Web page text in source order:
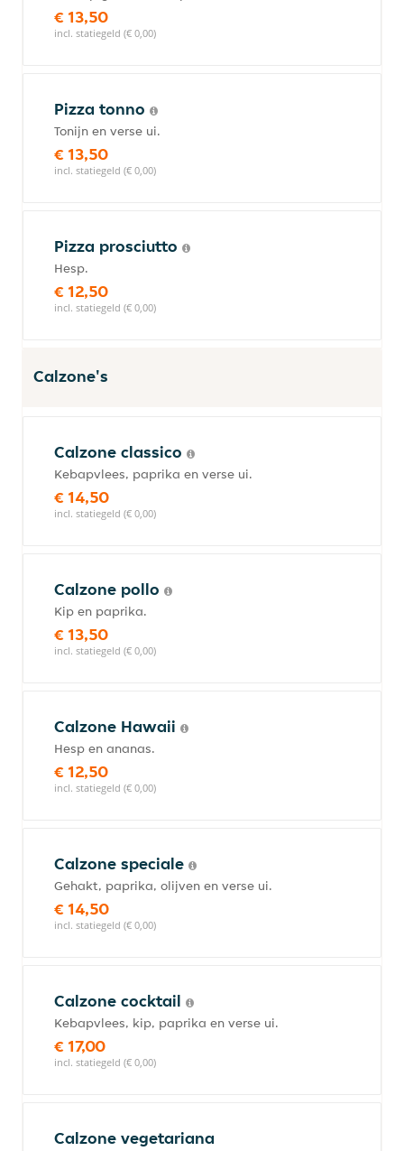
€ 13,50
incl. statiegeld (€ 0,00)
Pizza tonno
Tonijn en verse ui.
€ 13,50
incl. statiegeld (€ 0,00)
Pizza prosciutto
Hesp.
€ 12,50
incl. statiegeld (€ 0,00)
Calzone's
Calzone classico
Kebapvlees, paprika en verse ui.
€ 14,50
incl. statiegeld (€ 0,00)
Calzone pollo
Kip en paprika.
€ 13,50
incl. statiegeld (€ 0,00)
Calzone Hawaii
Hesp en ananas.
€ 12,50
incl. statiegeld (€ 0,00)
Calzone speciale
Gehakt, paprika, olijven en verse ui.
€ 14,50
incl. statiegeld (€ 0,00)
Calzone cocktail
Kebapvlees, kip, paprika en verse ui.
€ 17,00
incl. statiegeld (€ 0,00)
Calzone vegetariana